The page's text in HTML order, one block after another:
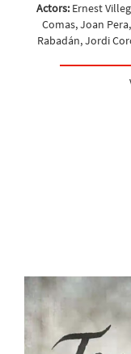
Actors: Ernest
Comas, Joan
Rabadán, Jordi